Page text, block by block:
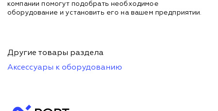
компании помогут подобрать необходимое
оборудование и установить его на вашем предприятии.
Другие товары раздела
Аксессуары к оборудованию